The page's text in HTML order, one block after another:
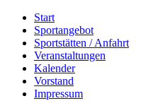
Start
Sportangebot
Sportstätten / Anfahrt
Veranstaltungen
Kalender
Vorstand
Impressum